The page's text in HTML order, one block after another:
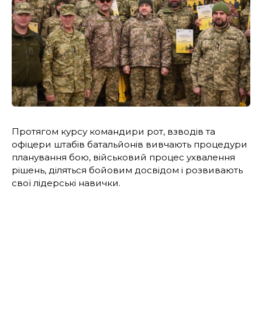
Протягом курсу командири рот, взводів та
офіцери штабів батальйонів вивчають процедури
планування бою, військовий процес ухвалення
рішень, діляться бойовим досвідом і розвивають
свої лідерські навички.